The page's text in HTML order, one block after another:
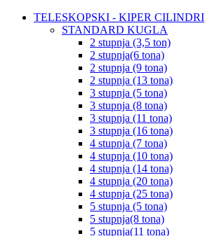
TELESKOPSKI - KIPER CILINDRI
STANDARD KUGLA
2 stupnja (3,5 ton)
2 stupnja(6 tona)
2 stupnja (9 tona)
2 stupnja (13 tona)
3 stupnja (5 tona)
3 stupnja (8 tona)
3 stupnja (11 tona)
3 stupnja (16 tona)
4 stupnja (7 tona)
4 stupnja (10 tona)
4 stupnja (14 tona)
4 stupnja (20 tona)
4 stupnja (25 tona)
5 stupnja (5 tona)
5 stupnja(8 tona)
5 stupnja(11 tona)